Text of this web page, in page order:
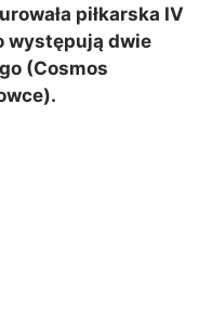
piłkarska IV
występują dwie
(Cosmos